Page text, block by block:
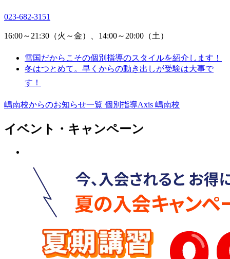
023-682-3151
16:00～21:30（火～金）、14:00～20:00（土）
雪国だからこその個別指導のスタイルを紹介します！
冬はつとめて。早くからの動き出しが受験は大事で
す！
嶋南校からのお知らせ一覧 個別指導Axis 嶋南校
イベント・キャンペーン